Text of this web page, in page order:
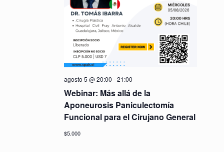
Webinar: Más allá de la
Aponeurosis Paniculectomía
Funcional para el Cirujano General
agosto 5 @ 20:00 -21:00
$5.000